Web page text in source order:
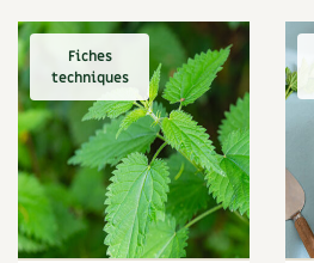
Nourriture
Nuisibles
Numérique
Nutriments
Observation
Œuf
Oignon
Oiseaux
Olivier
Fiches
techniques